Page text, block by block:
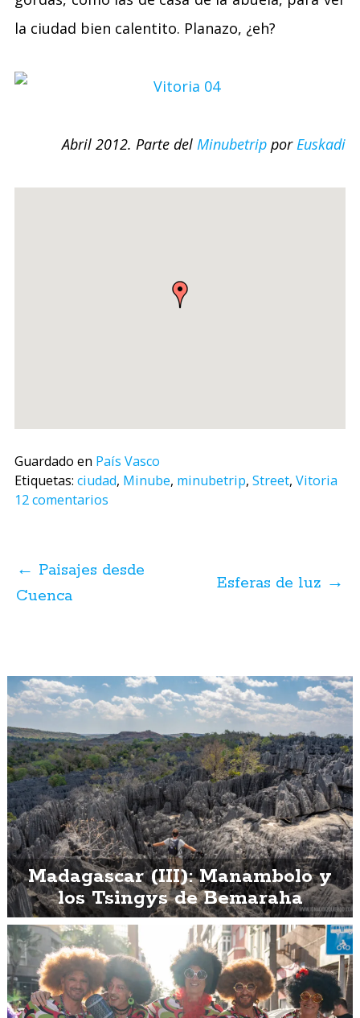
la ciudad bien calentito. Planazo, ¿eh?
Abril 2012. Parte del Minubetrip por Euskadi
Guardado en País Vasco
Etiquetas: ciudad, Minube, minubetrip, Street, Vitoria
12 comentarios
← Paisajes desde
Cuenca
Esferas de luz →
Madagascar (III): Manambolo y
los Tsingys de Bemaraha